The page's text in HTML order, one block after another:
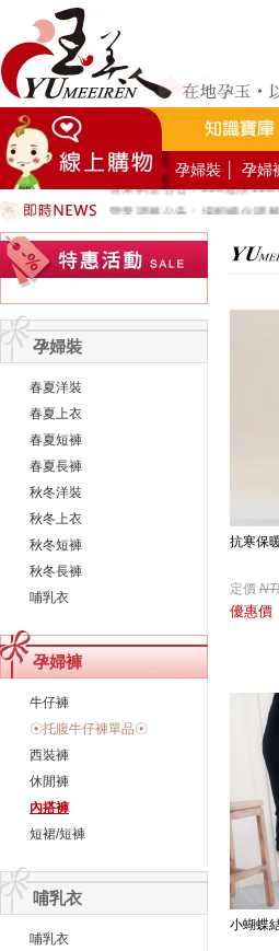
孕婦裝 孕婦
好YUN香隨束口袋DIY2026-8
營業調整公告：員工教育訓
營業調整公告：115.7.18週
營業調整公告：端午連假
營業調整公告：五一勞動節
營業調整公告：兒童節/清明
營業調整公告：228連假
營業調整公告：場館櫃位調
公司總機服務專線02-
玉美人，竭誠歡迎您的加入
玉美人.板橋門市.觀光工廠
孕婦裝
春夏洋裝
春夏上衣
春夏短褲
春夏長褲
秋冬洋裝
秋冬上衣
秋冬短褲
秋冬長褲
哺乳衣
孕婦褲
牛仔褲
☉托腹牛仔褲單品☉
西裝褲
休閒褲
內搭褲
短裙/短褲
哺乳衣
哺乳衣
抗寒保
定價
優惠價
小蝴蝶